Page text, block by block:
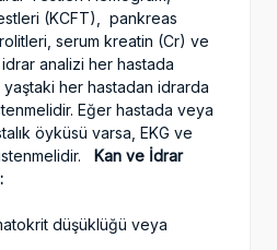
(KCFT), pankreas
serum kreatin (Cr) ve
analizi her hastada
yaştaki her hastadan idrarda
Eğer hastada veya
öyküsü varsa, EKG ve
Kan ve İdrar
düşüklüğü veya